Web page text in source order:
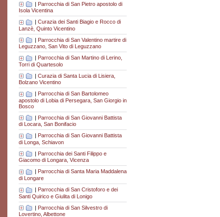
| Parrocchia di San Pietro apostolo di
Isola Vicentina
| Curazia dei Santi Biagio e Rocco di
Lanzè, Quinto Vicentino
| Parrocchia di San Valentino martire di
Leguzzano, San Vito di Leguzzano
| Parrocchia di San Martino di Lerino,
Torri di Quartesolo
| Curazia di Santa Lucia di Lisiera,
Bolzano Vicentino
Parrocchia di San Bartolomeo
apostolo di Lobia di Persegara, San Giorgio in
Bosco
| Parrocchia di San Giovanni Battista
di Locara, San Bonifacio
Parrocchia di San Giovanni Battista
di Longa, Schiavon
| Parrocchia dei Santi Filippo e
Giacomo di Longara, Vicenza
Parrocchia di Santa Maria Maddalena
di Longare
| Parrocchia di San Cristoforo e dei
Santi Quirico e Giulita di Lonigo
| Parrocchia di San Silvestro di
Lovertino, Albettone